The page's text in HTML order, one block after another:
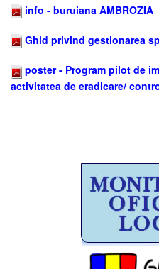
info - buruiana AMBROZIA
Ghid privind gestionarea
poster - Program pilot de
activitatea de eradicare/